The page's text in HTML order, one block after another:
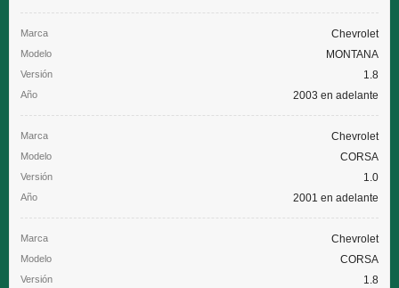
Chevrolet
MONTANA
1.8
2003 en adelante
Chevrolet
CORSA
1.0
2001 en adelante
Chevrolet
CORSA
1.8